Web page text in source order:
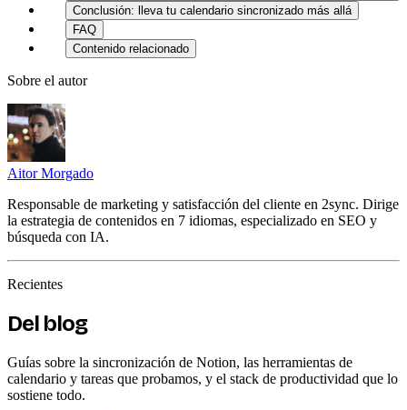
Conclusión: lleva tu calendario sincronizado más allá
FAQ
Contenido relacionado
Sobre el autor
Aitor Morgado
Responsable de marketing y satisfacción del cliente en 2sync. Dirige
la estrategia de contenidos en 7 idiomas, especializado en SEO y
búsqueda con IA.
Recientes
Del blog
Guías sobre la sincronización de Notion, las herramientas de
calendario y tareas que probamos, y el stack de productividad que lo
sostiene todo.